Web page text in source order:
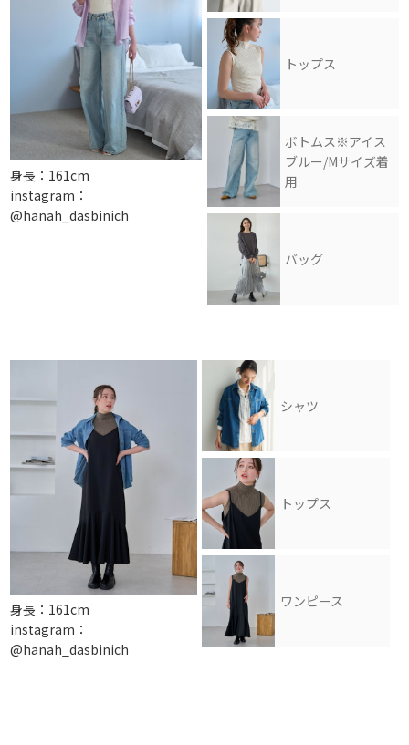
身長：161cm
instagram：
@hanah_dasbinich
トップス
ボトムス※アイス
ブルー/Mサイズ着
用
バッグ
身長：161cm
instagram：
@hanah_dasbinich
シャツ
トップス
ワンピース